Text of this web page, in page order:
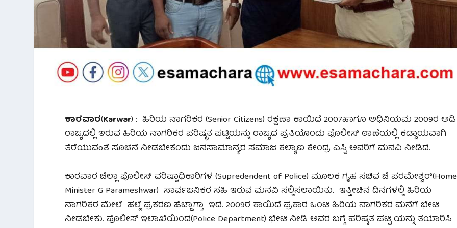
ಕಾರವಾರ(Karwar) : ಹಿರಿಯ ನಾಗರಿಕರ (Senior Citizens) ರಕ್ಷಣಾ ಕಾಯಿದೆ 2007ಹಾಗೂ ಅಧಿನಿಯಮ 2009ರ ಅಡಿ
ರಾಜ್ಯದಲ್ಲಿ ಇರುವ ಹಿರಿಯ ನಾಗರಿಕರ ಪರಿಷ್ಕ್ರತ ಪಟ್ಟಿಯನ್ನು ರಾಜ್ಯದ ಪ್ರತಿಯೊಂದು ಪೊಲೀಸ್ ಠಾಣೆಯಲ್ಲಿ ಕಡ್ಡಾಯವಾಗಿ
ತೆರೆಯುವoತೆ ಸೂಚನೆ ನೀಡಬೇಕೆಂದು ಜನಸಾಮಾನ್ಯರ ಸಮಾಜ ಕಲ್ಯಾಣ ಕೇಂದ್ರ ಎಸ್ಪಿ ಅವರಿಗೆ ಮನವಿ ನೀಡಿದೆ.
ಕಾರವಾರ ಜಿಲ್ಲಾ ಪೊಲೀಸ್ ವರಿಷ್ಟಾಧಿಕಾರಿಗಳ (Supredendent of Police) ಮೂಲಕ ಗೃಹ ಸಚಿವ ಜಿ ಪರಮೇಶ್ವರ್(Home
Minister G Parameshwar) ಸಾರ್ವಜನಿಕರ ಸಹಿ ಇರುವ ಮನವಿ ಸಲ್ಲಿಸಲಾಯಿತು. ಇತ್ತೀಚಿನ ದಿನಗಳಲ್ಲಿ ಹಿರಿಯ
ನಾಗರಿಕರ ಮೇಲೆ ಹಲ್ಲೆ ಪ್ರಕರಣ ಹೆಚ್ಚಾಗ್ತಾ ಇದೆ. 2009ರ ಕಾಯಿದೆ ಪ್ರಕಾರ ಒಂಟಿ ಹಿರಿಯ ನಾಗರಿಕರ ಮನೆಗೆ ಭೇಟಿ
ನೀಡಬೇಕು. ಪೊಲೀಸ್ ಇಲಾಖೆಯಿಂದ(Police Department) ಭೇಟಿ ನೀಡಿ ಅವರ ಬಗ್ಗೆ ಪರಿಷ್ಕತ ಪಟ್ಟಿ ಯನ್ನು ತಯಾರಿಸಿ